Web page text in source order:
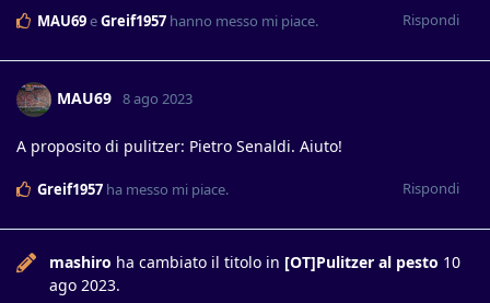
Rispondi
MAU69eGreif1957 hanno messo mi piace.
MAU69 8 ago 2023
A proposito di pulitzer: Pietro Senaldi. Aiuto!
Rispondi
Greif1957 ha messo mi piace.
mashiro ha cambiato il titolo in [OT]Pulitzer al pesto 10
ago 2023.